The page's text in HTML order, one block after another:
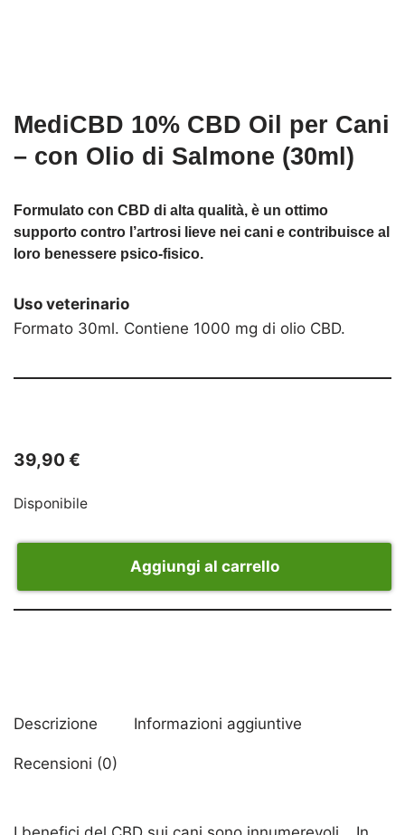
MediCBD 10% CBD Oil per Cani
– con Olio di Salmone (30ml)
Formulato con CBD di alta qualità, è un ottimo
supporto contro l’artrosi lieve nei cani e contribuisce al
loro benessere psico-fisico.
Uso veterinario
Formato 30ml. Contiene 1000 mg di olio CBD.
39,90 €
Disponibile
Aggiungi al carrello
Descrizione Informazioni aggiuntive
Recensioni (0)